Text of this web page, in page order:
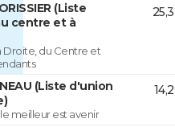
(Liste
centre et à
Droite, du Centre et
(Liste d'union
meilleur est avenir